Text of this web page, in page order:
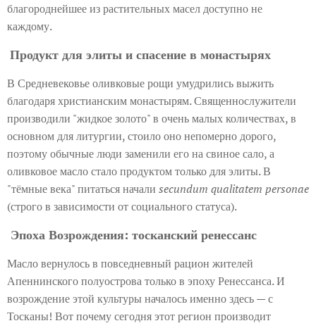
благороднейшее из растительных масел доступно не
каждому.
Продукт для элиты и спасение в монастырях
В Средневековье оливковые рощи умудрились выжить
благодаря христианским монастырям. Священнослужители
производили "жидкое золото" в очень малых количествах, в
основном для литургии, стоило оно непомерно дорого,
поэтому обычные люди заменили его на свиное сало, а
оливковое масло стало продуктом только для элиты. В
"тёмные века" питаться начали secundum qualitatem personae
(строго в зависимости от социального статуса).
Эпоха Возрождения: тосканский ренессанс
Масло вернулось в повседневный рацион жителей
Апеннинского полуострова только в эпоху Ренессанса. И
возрождение этой культуры началось именно здесь — с
Тосканы! Вот почему сегодня этот регион производит